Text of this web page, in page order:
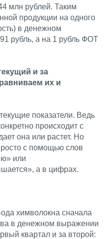
млн рублей. Таким
продукции на одного
в денежном
рубль, а на 1 рубль ФОТ
и за
их и
показатели. Ведь
происходит с
она или растет. Но
с помощью слов
или
а в цифрах.
химволокна сначала
в денежном выражении
квартал и за второй: